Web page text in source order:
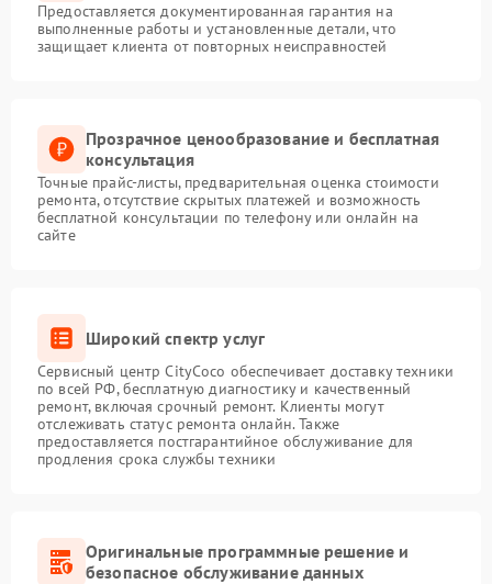
Предоставляется документированная гарантия на
выполненные работы и установленные детали, что
защищает клиента от повторных неисправностей
Прозрачное ценообразование и бесплатная
консультация
Точные прайс-листы, предварительная оценка стоимости
ремонта, отсутствие скрытых платежей и возможность
бесплатной консультации по телефону или онлайн на
сайте
Широкий спектр услуг
Сервисный центр CityCoco обеспечивает доставку техники
по всей РФ, бесплатную диагностику и качественный
ремонт, включая срочный ремонт. Клиенты могут
отслеживать статус ремонта онлайн. Также
предоставляется постгарантийное обслуживание для
продления срока службы техники
Оригинальные программные решение и
безопасное обслуживание данных